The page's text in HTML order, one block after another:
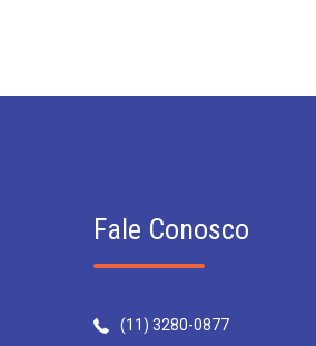
Fale Conosco
(11) 3280-0877